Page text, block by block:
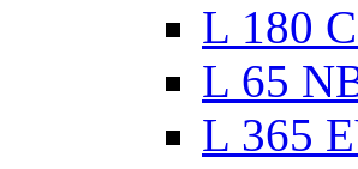
L 180
L 65
L 365